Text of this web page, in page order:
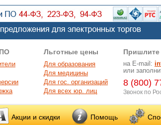
Льготные цены
Для образования
Для медицины
Для гос. организаций
Для всех юр. лиц
Пришлите
на E-mail:
или
8 (800)
Звонок по
Акции и скидки Помощь